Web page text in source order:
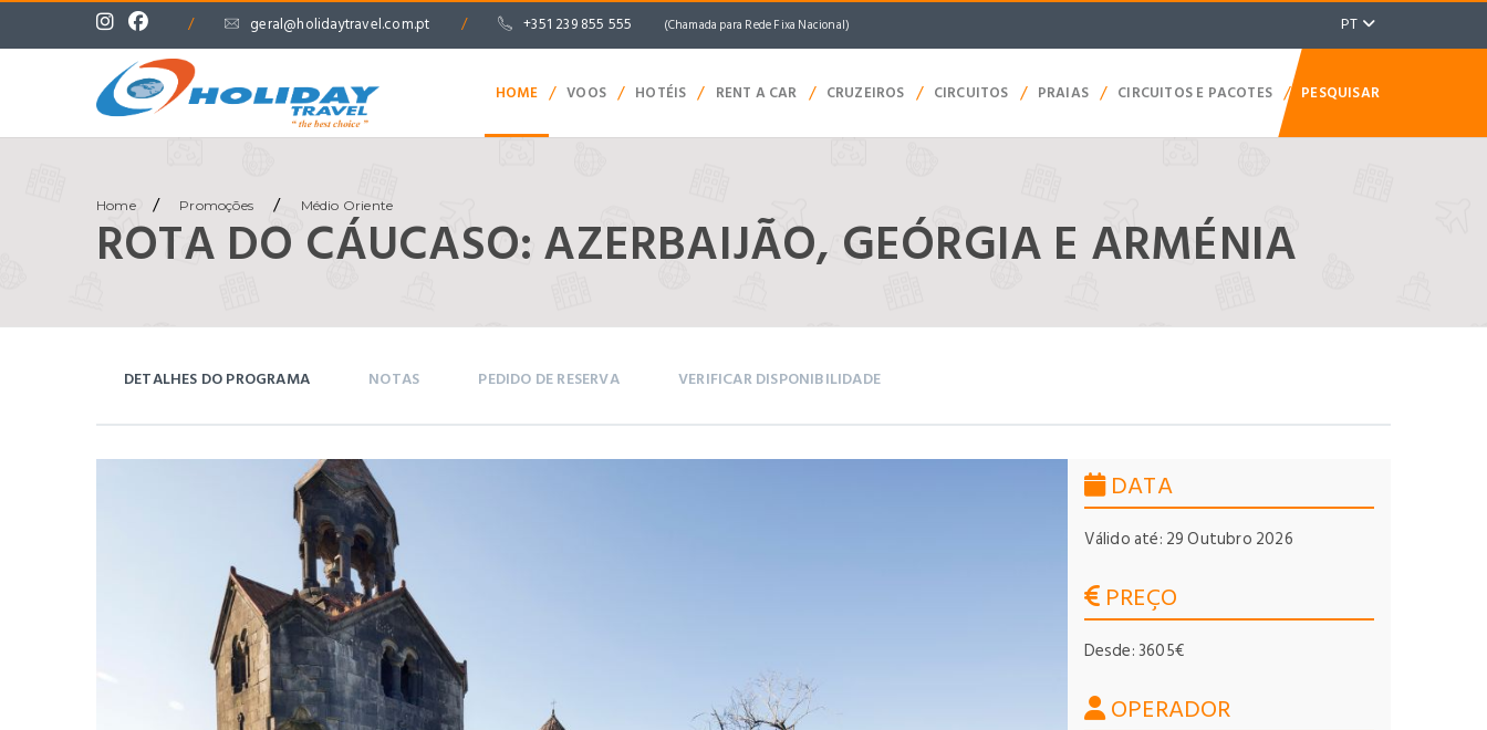
/ geral@holidaytravel.com.pt / +351 239 855 555 (Chamada para Rede Fixa Nacional) PT
HOME / VOOS / HOTÉIS / RENT A CAR / CRUZEIROS / CIRCUITOS / PRAIAS / CIRCUITOS E PACOTES / PESQUISAR
Home / Promoções / Médio Oriente
ROTA DO CÁUCASO: AZERBAIJÃO, GEÓRGIA E ARMÉNIA
DETALHES DO PROGRAMA NOTAS PEDIDO DE RESERVA VERIFICAR DISPONIBILIDADE
DATA
Válido até: 29 Outubro 2026
PREÇO
Desde: 3605€
OPERADOR